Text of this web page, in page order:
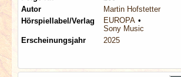
Autor
Martin Hofstetter
Hörspiellabel/Verlag
EUROPA
Sony Music
Erscheinungsjahr
2025